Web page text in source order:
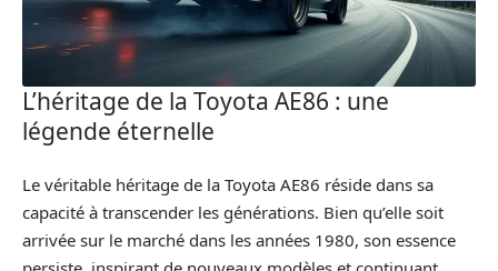
L’héritage de la Toyota AE86 : une
légende éternelle
Le véritable héritage de la Toyota AE86 réside dans sa
capacité à transcender les générations. Bien qu’elle soit
arrivée sur le marché dans les années 1980, son essence